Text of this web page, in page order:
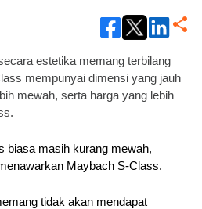
estetika memang terbilang
mempunyai dimensi yang jauh
mewah, serta harga yang lebih
biasa masih kurang mewah,
Maybach S-Class.
tidak akan mendapat